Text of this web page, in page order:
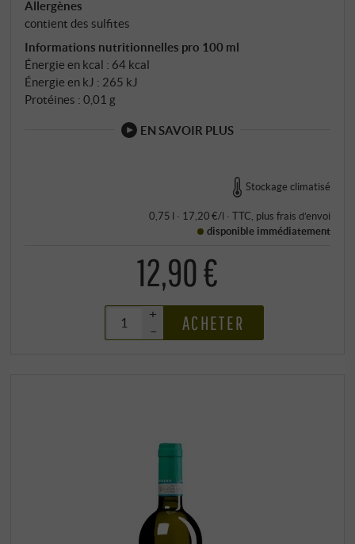
Allergènes
contient des sulfites
Informations nutritionnelles pro 100 ml
Énergie en kcal : 64 kcal
Énergie en kJ : 265 kJ
Protéines : 0,01 g
EN SAVOIR PLUS
Stockage climatisé
0,75 l · 17,20 €/l · TTC , plus frais d’envoi
disponible immédiatement
12,90 €
+
–
ACHETER